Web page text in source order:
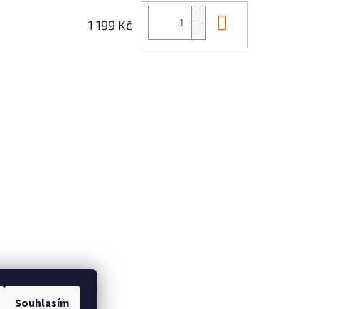
Souhlasím
1 199 Kč